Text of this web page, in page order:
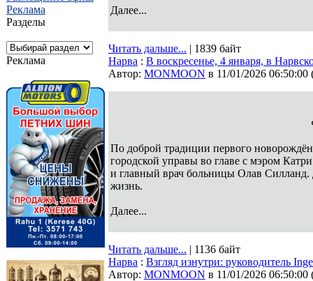
Реклама
Разделы
Реклама
Далее...
Читать дальше... | 1839 байт
Нарва : В воскресенье, 4 января, в
Автор: MONMOON в 11/01/2026 06:50:00
По доброй традиции первого
городской управы во главе с мэром
и главный врач больницы Олав
жизнь.
Далее...
Читать дальше... | 1136 байт
Нарва : Взгляд изнутри: руководитель
Автор: MONMOON в 11/01/2026 06:50:00